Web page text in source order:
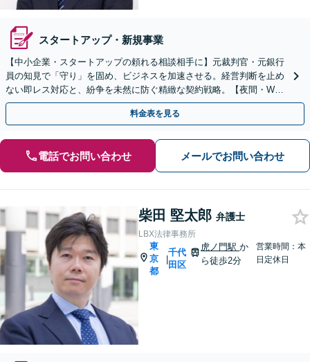
スタートアップ・新規事業
【中小企業・スタートアップの頼れる相談相手に】元裁判官・元銀行
員の知見で「守り」を固め、ビジネスを加速させる。経営判断を止め
ない即レス対応と、紛争を未然に防ぐ精緻な契約戦略。【夜間・WEB
相談可】
料金表を見る
電話でお問い合わせ メールでお問い合わせ
柴田 堅太郎 弁護士
LBX法律事務所
東
京
都
|
千代
田区
虎ノ門駅か
ら徒歩2分
営業時間：本
日定休日